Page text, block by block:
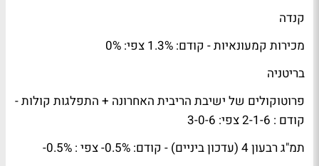
קנדה
מכירות קמעונאיות - קודם: 1.3% צפי: 0%
בריטניה
פרוטוקולים של ישיבת הריבית האחרונה + התפלגות קולות -
קודם : 2-1-6 צפי: 3-0-6
תמ"ג רבעון 4 (עדכון ביניים) - קודם: 0.5%- צפי : 0.5%-